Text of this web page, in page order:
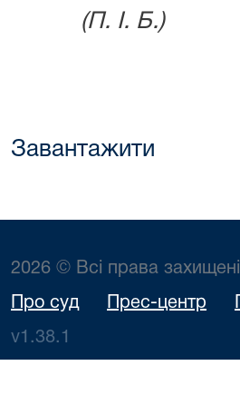
(П. І. Б.)
Завантажити
2026 © Всі права захищені
Про суд Прес-центр
v1.38.1